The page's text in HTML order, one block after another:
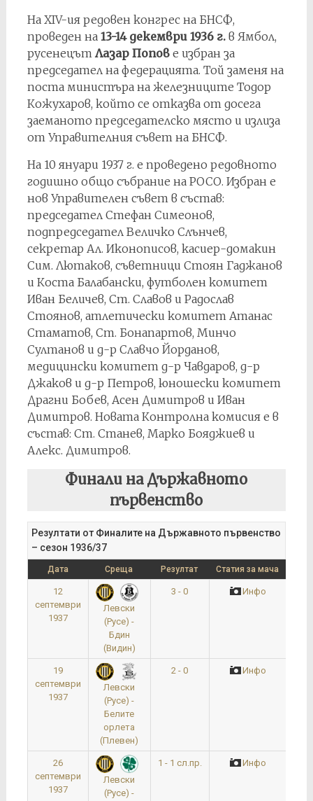
На XIV-ия редовен конгрес на БНСФ,
проведен на 13-14 декември 1936 г.в Ямбол,
русенецът Лазар Попове избран за
председател на федерацията. Той заменя на
поста министъра на железниците Тодор
Кожухаров, който се отказва от досега
заеманото председателско място и излиза
от Управителния съвет на БНСФ.
На 10 януари 1937 г. е проведено редовното
годишно общо събрание на РОСО. Избран е
нов Управителен съвет в състав:
председател Стефан Симеонов,
подпредседател Величко Слънчев,
секретар Ал. Иконописов, касиер-домакин
Сим. Лютаков, съветници Стоян Гаджанов
и Коста Балабански, футболен комитет
Иван Беличев, Ст. Славов и Радослав
Стоянов, атлетически комитет Атанас
Стаматов, Ст. Бонапартов, Минчо
Султанов и д-р Славчо Йорданов,
медицински комитет д-р Чавдаров, д-р
Джаков и д-р Петров, юношески комитет
Драгни Бобев, Асен Димитров и Иван
Димитров. Новата Контролна комисия е в
състав: Ст. Станев, Марко Бояджиев и
Алекс. Димитров.
Финали на Държавното
първенство
Резултати от Финалите на Държавното първенство
– сезон 1936/37
Дата Среща Резултат Статия за мача
12
септември
1937
Левски
(Русе) -
Бдин
(Видин)
3 - 0 Инфо
19
септември
1937
Левски
(Русе) -
Белите
орлета
(Плевен)
2 - 0 Инфо
26
септември
1937
Левски
(Русе) -
1 - 1 сл.пр. Инфо